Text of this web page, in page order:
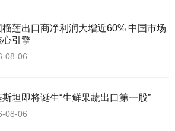
榴莲出口商净利润大增近60% 中国市场
心引擎
08-06
斯坦即将诞生“生鲜果蔬出口第一股”
08-06